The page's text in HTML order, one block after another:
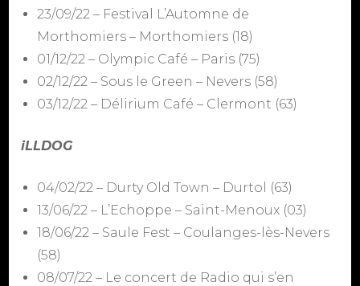
23/09/22 – Festival L’Automne de
Morthomiers – Morthomiers (18)
01/12/22 – Olympic Café – Paris (75)
02/12/22 – Sous le Green – Nevers (58)
03/12/22 – Délirium Café – Clermont (63)
iLLDOG
04/02/22 – Durty Old Town – Durtol (63)
13/06/22 – L’Echoppe – Saint-Menoux (03)
18/06/22 – Saule Fest – Coulanges-lès-Nevers
(58)
08/07/22 – Le concert de Radio qui s’en